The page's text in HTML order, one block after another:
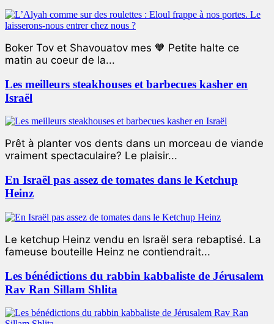
Boker Tov et Shavouatov mes 🧡 Petite halte ce
matin au coeur de la...
Les meilleurs steakhouses et barbecues kasher en
Israël
Prêt à planter vos dents dans un morceau de viande
vraiment spectaculaire? Le plaisir...
En Israël pas assez de tomates dans le Ketchup
Heinz
Le ketchup Heinz vendu en Israël sera rebaptisé. La
fameuse bouteille Heinz ne contiendrait...
Les bénédictions du rabbin kabbaliste de Jérusalem
Rav Ran Sillam Shlita